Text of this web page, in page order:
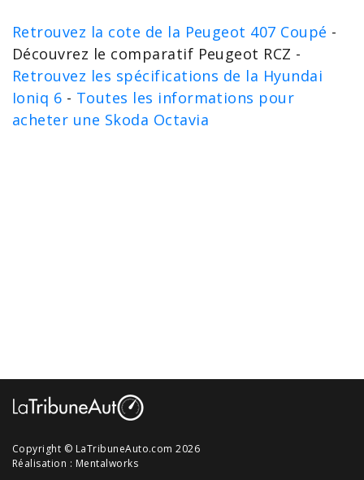
Retrouvez la cote de la Peugeot 407 Coupé -
Découvrez le comparatif Peugeot RCZ -
Retrouvez les spécifications de la Hyundai
Ioniq 6 - Toutes les informations pour
acheter une Skoda Octavia
Copyright © LaTribuneAuto.com 2026
Réalisation : Mentalworks